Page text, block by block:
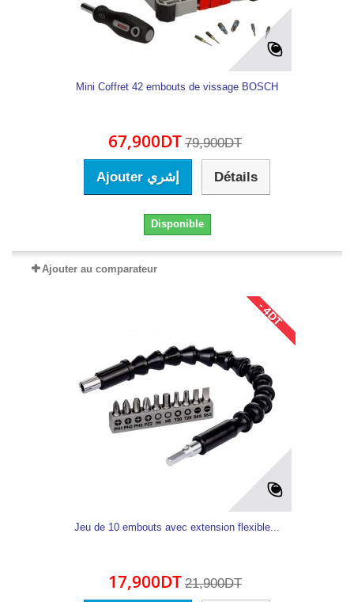
Mini Coffret 42 embouts de vissage BOSCH
67,900DT 79,900DT
Ajouter إشري Détails
Disponible
Ajouter au comparateur
- 4DT
Jeu de 10 embouts avec extension flexible...
17,900DT 21,900DT